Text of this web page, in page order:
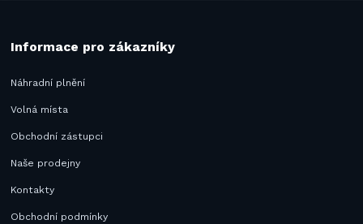
Informace pro zákazníky
Náhradní plnění
Volná místa
Obchodní zástupci
Naše prodejny
Kontakty
Obchodní podmínky